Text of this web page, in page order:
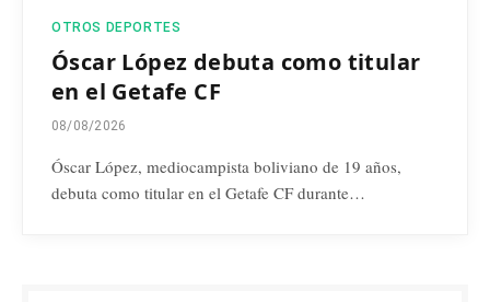
OTROS DEPORTES
Óscar López debuta como titular
en el Getafe CF
08/08/2026
Óscar López, mediocampista boliviano de 19 años,
debuta como titular en el Getafe CF durante…